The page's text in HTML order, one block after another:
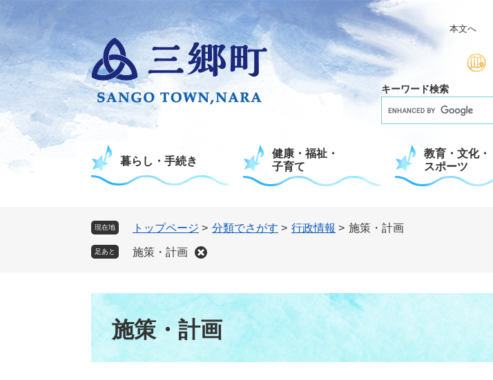
ー
の
先
で
ニ
ー
を
ば
本文へ
キーワード検索
ム
検
暮らし・手続き
健康・福祉・
子育て
教育・文化・
スポーツ
現在地 トップページ > 分類でさがす > 行政情報 > 施策・計画
足あと 施策・計画
施策・計画